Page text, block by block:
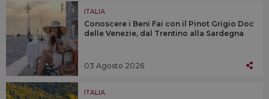
ITALIA
Conoscere i Beni Fai con il Pinot Grigio Doc
delle Venezie, dal Trentino alla Sardegna
03 Agosto 2026
ITALIA